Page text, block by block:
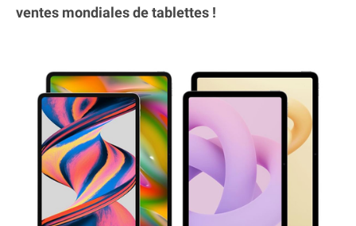
ventes mondiales de tablettes !